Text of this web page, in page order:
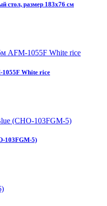
стол, размер 183х76 см
1055F White rice
103FGM-5)